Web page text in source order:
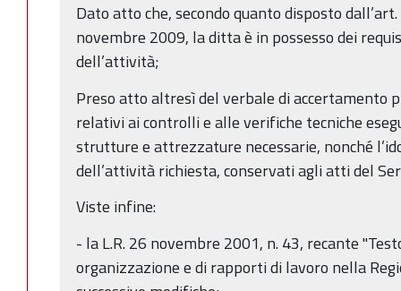
Dato atto che, secondo quanto disposto
novembre 2009, la ditta è in possesso dei
dell’attività;
Preso atto altresì del verbale di accertamento
relativi ai controlli e alle verifiche tecniche
strutture e attrezzature necessarie, nonché
dell’attività richiesta, conservati agli atti del
Viste infine:
- la L.R. 26 novembre 2001, n. 43, recante
organizzazione e di rapporti di lavoro nella